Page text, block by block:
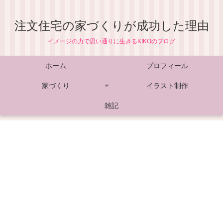
注文住宅の家づくりが成功した理由
イメージの力で思い通りに生きるKIKOのブログ
ホーム プロフィール
家づくり イラスト制作
雑記